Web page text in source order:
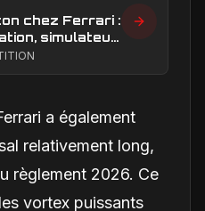
chez Ferrari :
simulateur
ce qui
a également
relativement long,
règlement 2026. Ce
vortex puissants